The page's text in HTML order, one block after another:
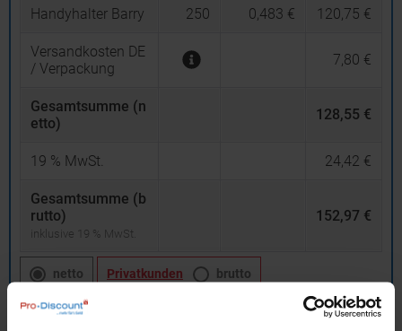
Handyhalter Barry 250 0,483 € 120,75 €
Versandkosten DE
/ Verpackung
7,80 €
Gesamtsumme (n
etto)
128,55 €
19 % MwSt. 24,42 €
Gesamtsumme (b
rutto)
inklusive 19 % MwSt.
152,97 €
netto Privatkunden brutto